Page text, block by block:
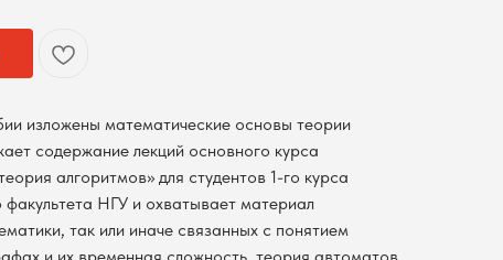
изложены математические основы теории
содержание лекций основного курса
алгоритмов» для студентов 1-го курса
НГУ и охватывает материал
так или иначе связанных с понятием